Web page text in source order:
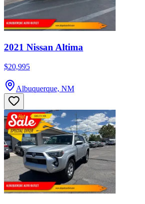
2021 Nissan Altima
$20,995
Albuquerque, NM